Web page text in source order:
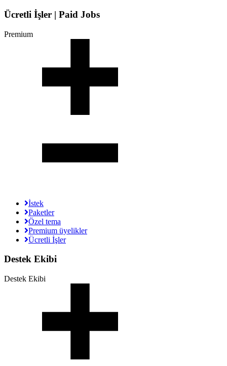
Ücretli İşler | Paid Jobs
Premium
İstek
Paketler
Özel tema
Premium üyelikler
Ücretli İşler
Destek Ekibi
Destek Ekibi